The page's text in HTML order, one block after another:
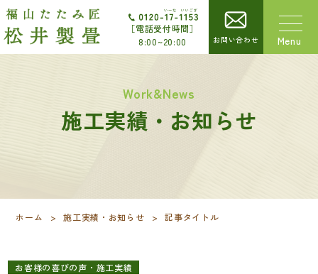
［電話受付時間］
8:00~20:00
お問い合わせ
Work&News
施工実績・お知らせ
ホーム > 施工実績・お知らせ > 記事タイトル
お客様の喜びの声・施工実績